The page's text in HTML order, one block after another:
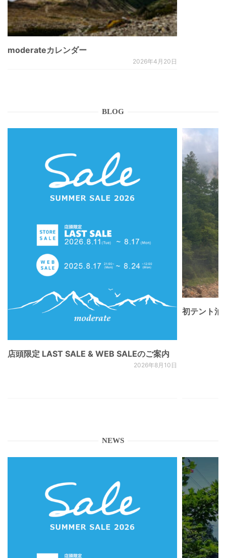
moderateカレンダー
2026年4月20日
BLOG
店頭限定 LAST SALE & WEB SALEのご案内
2026年8月10日
初テント
NEWS